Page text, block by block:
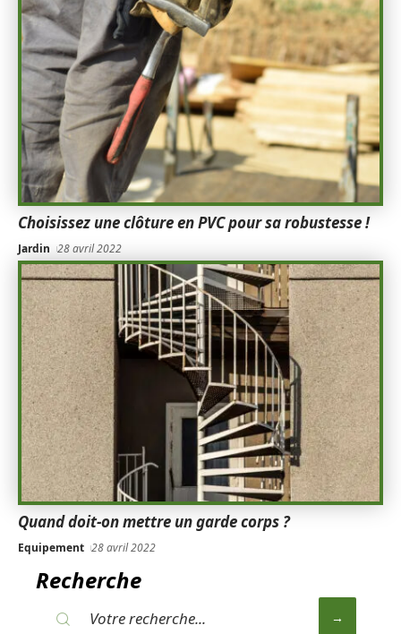
Choisissez une clôture en PVC pour sa robustesse !
Jardin 28 avril 2022
Quand doit-on mettre un garde corps ?
Equipement 28 avril 2022
Recherche